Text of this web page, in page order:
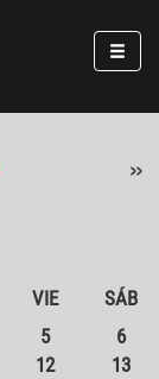
»
VIE
SÁB
5
6
12
13